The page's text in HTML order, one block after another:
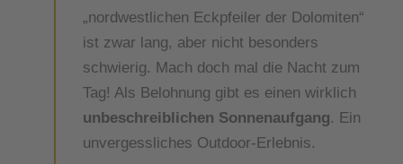
„nordwestlichen Eckpfeiler der Dolomiten“
ist zwar lang, aber nicht besonders
schwierig. Mach doch mal die Nacht zum
Tag! Als Belohnung gibt es einen wirklich
unbeschreiblichen Sonnenaufgang. Ein
unvergessliches Outdoor-Erlebnis.